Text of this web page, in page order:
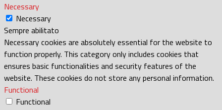
Necessary
Necessary
Sempre abilitato
Necessary cookies are absolutely essential for the website to
function properly. This category only includes cookies that
ensures basic functionalities and security features of the
website. These cookies do not store any personal information.
Functional
Functional